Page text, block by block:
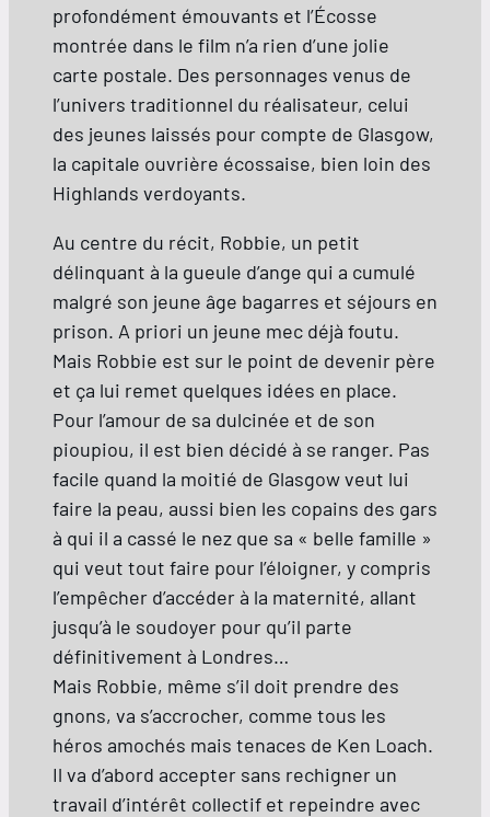
profondément émouvants et l’Écosse
montrée dans le film n’a rien d’une jolie
carte postale. Des personnages venus de
l’univers traditionnel du réalisateur, celui
des jeunes laissés pour compte de Glasgow,
la capitale ouvrière écossaise, bien loin des
Highlands verdoyants.
Au centre du récit, Robbie, un petit
délinquant à la gueule d’ange qui a cumulé
malgré son jeune âge bagarres et séjours en
prison. A priori un jeune mec déjà foutu.
Mais Robbie est sur le point de devenir père
et ça lui remet quelques idées en place.
Pour l’amour de sa dulcinée et de son
pioupiou, il est bien décidé à se ranger. Pas
facile quand la moitié de Glasgow veut lui
faire la peau, aussi bien les copains des gars
à qui il a cassé le nez que sa « belle famille »
qui veut tout faire pour l’éloigner, y compris
l’empêcher d’accéder à la maternité, allant
jusqu’à le soudoyer pour qu’il parte
définitivement à Londres…
Mais Robbie, même s’il doit prendre des
gnons, va s’accrocher, comme tous les
héros amochés mais tenaces de Ken Loach.
Il va d’abord accepter sans rechigner un
travail d’intérêt collectif et repeindre avec